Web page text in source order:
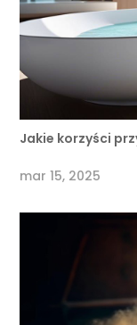
Jakie korzyści
mar 15, 2025